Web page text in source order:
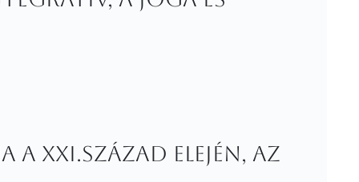
XXI.század elején, az